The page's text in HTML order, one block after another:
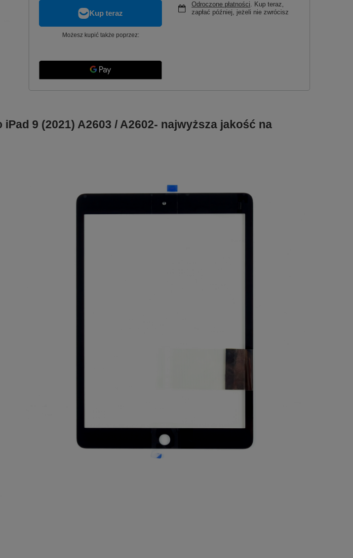
Możesz kupić także poprzez:
Odroczone płatności. Kup teraz,
zapłać później, jeżeli nie zwrócisz
9 (2021) A2603 / A2602- najwyższa jakość na